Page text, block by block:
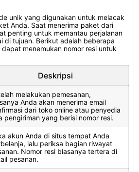
unik yang digunakan untuk melacak
Anda. Saat menerima paket dari
penting untuk memantau perjalanan
di tujuan. Berikut adalah beberapa
menemukan nomor resi untuk
Deskripsi
melakukan pemesanan,
Anda akan menerima email
dari toko online atau penyedia
pengiriman yang berisi nomor resi.
akun Anda di situs tempat Anda
lalu periksa bagian riwayat
Nomor resi biasanya tertera di
pesanan.